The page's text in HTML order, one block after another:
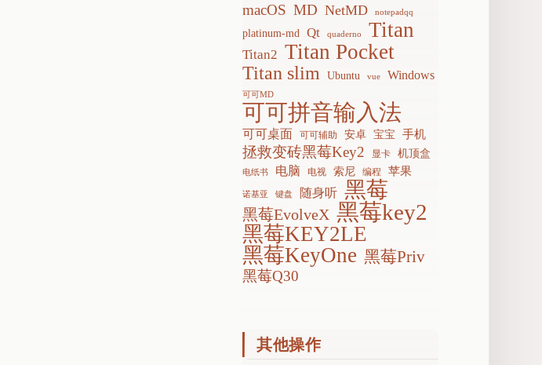
macOS MD NetMD notepadqq
platinum-md Qt quaderno Titan
Titan2 Titan Pocket
Titan slim Ubuntu vue Windows
可可MD
可可拼音输入法
可可桌面 可可辅助 安卓 宝宝 手机
拯救变砖黑莓Key2 显卡 机顶盒
电纸书 电脑 电视 索尼 编程 苹果
诺基亚 键盘 随身听 黑莓
黑莓EvolveX 黑莓key2
黑莓KEY2LE
黑莓KeyOne 黑莓Priv
黑莓Q30
其他操作